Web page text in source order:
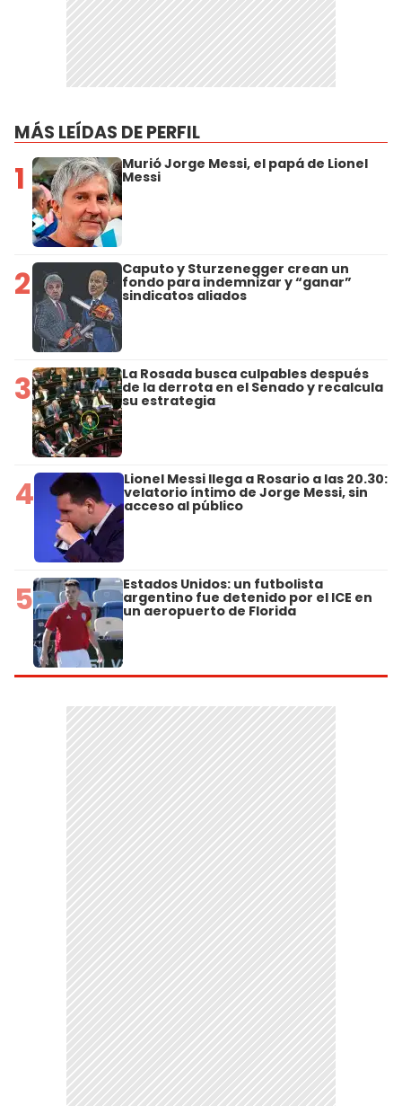
MÁS LEÍDAS DE PERFIL
1 Murió Jorge Messi, el papá de Lionel
Messi
2 Caputo y Sturzenegger crean un
fondo para indemnizar y “ganar”
sindicatos aliados
3 La Rosada busca culpables después
de la derrota en el Senado y recalcula
su estrategia
4 Lionel Messi llega a Rosario a las 20.30:
velatorio íntimo de Jorge Messi, sin
acceso al público
5 Estados Unidos: un futbolista
argentino fue detenido por el ICE en
un aeropuerto de Florida